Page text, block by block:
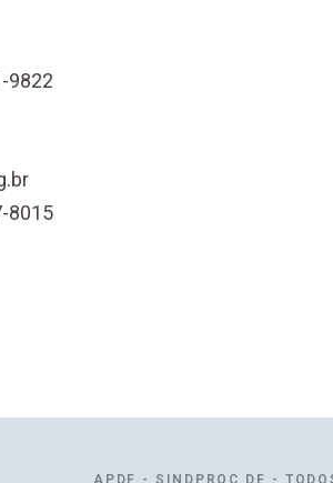
9822
8015
APDF - SINDPROC DF -